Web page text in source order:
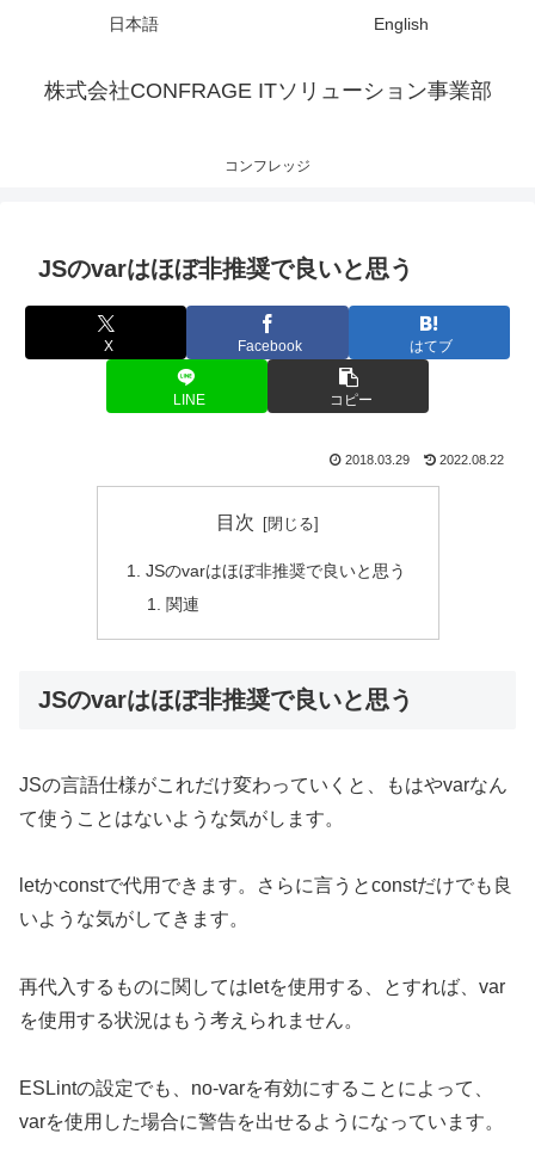
株式会社CONFRAGE ITソリューション事業部
コンフレッジ
日本語 English
JSのvarはほぼ非推奨で良いと思う
X Facebook はてブ
LINE コピー
2018.03.29 2022.08.22
目次
JSのvarはほぼ非推奨で良いと思う
関連
JSのvarはほぼ非推奨で良いと思う
JSの言語仕様がこれだけ変わっていくと、もはやvarなん
て使うことはないような気がします。
letかconstで代用できます。さらに言うとconstだけでも良
いような気がしてきます。
再代入するものに関してはletを使用する、とすれば、var
を使用する状況はもう考えられません。
ESLintの設定でも、no-varを有効にすることによって、
varを使用した場合に警告を出せるようになっています。